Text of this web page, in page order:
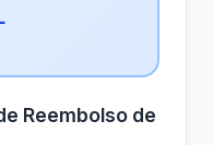
Reembolso de